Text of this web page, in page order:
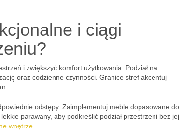
i ciągi
i zwiększyć komfort użytkowania. Podział na
oraz codzienne czynności. Granice stref akcentuj
odstępy. Zaimplementuj meble dopasowane do
parawany, aby podkreślić podział przestrzeni bez jej
wnętrze